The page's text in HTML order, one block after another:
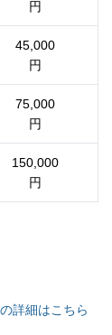
円
45,000
円
75,000
円
150,000
円
詳細はこちら